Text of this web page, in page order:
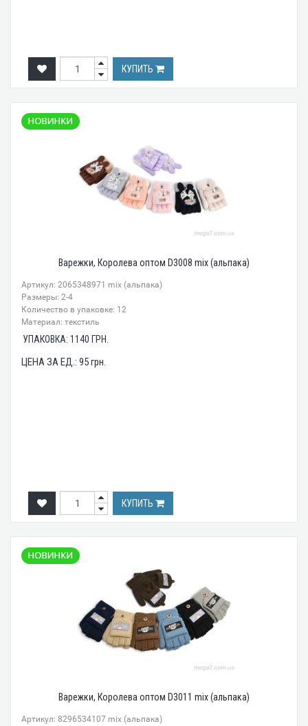
КУПИТЬ
Варежки, Королева оптом D3008 mix (альпака)
Артикул: 2065348971 mix (альпака)
Размеры: 2-4
Количество в упаковке: 12
Материал: текстиль
УПАКОВКА: 1140 ГРН.
ЦЕНА ЗА ЕД.: 95грн.
КУПИТЬ
Варежки, Королева оптом D3011 mix (альпака)
Артикул: 8296534107 mix (альпака)